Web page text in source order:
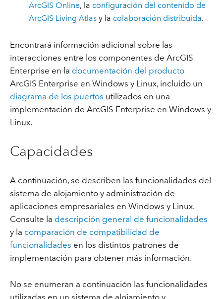
ArcGIS Online, la configuración del contenido de
ArcGIS Living Atlas y la colaboración distribuida.
Encontrará información adicional sobre las
interacciones entre los componentes de ArcGIS
Enterprise en la documentación del producto
ArcGIS Enterprise en Windows y Linux, incluido un
diagrama de los puertos utilizados en una
implementación de ArcGIS Enterprise en Windows y
Linux.
Capacidades
A continuación, se describen las funcionalidades del
sistema de alojamiento y administración de
aplicaciones empresariales en Windows y Linux.
Consulte la descripción general de funcionalidades
y la comparación de compatibilidad de
funcionalidades en los distintos patrones de
implementación para obtener más información.
No se enumeran a continuación las funcionalidades
utilizadas en un sistema de alojamiento y